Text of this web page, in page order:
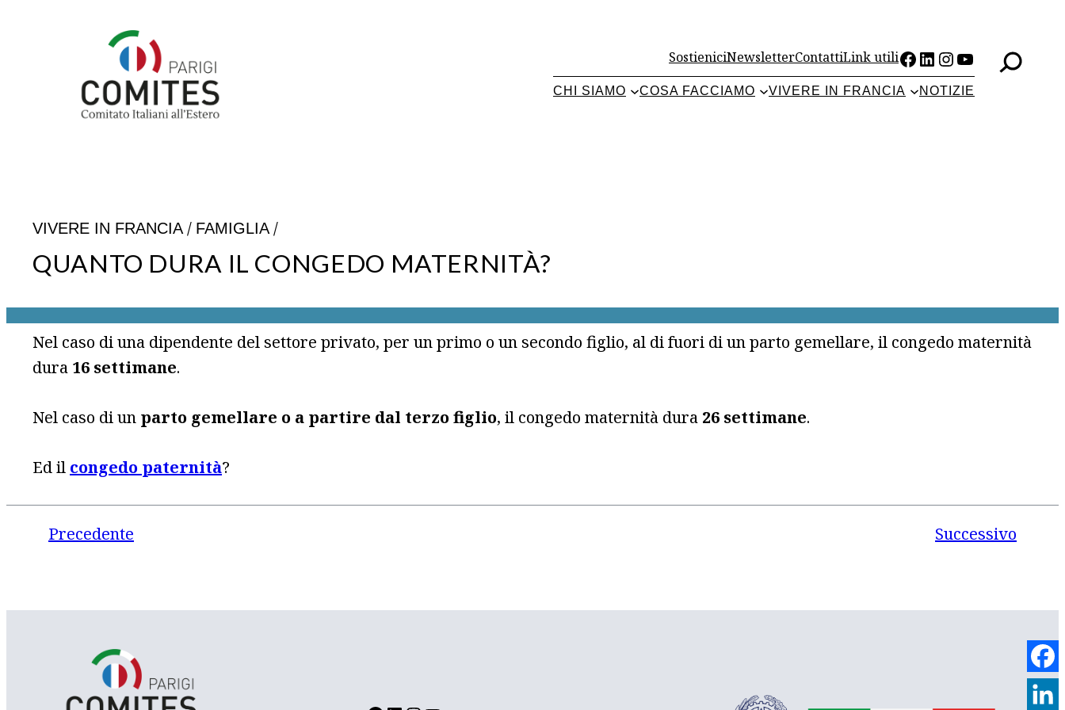
SostieniciNewsletterContattiLink utiliFacebook
LinkedIn
Instagram
YouTube
CHI SIAMO COSA FACCIAMO VIVERE IN FRANCIA NOTIZIE
VIVERE IN FRANCIA/ FAMIGLIA/
QUANTO DURA IL CONGEDO MATERNITÀ?
Nel caso di una dipendente del settore privato, per un primo o un secondo figlio, al di fuori di un parto gemellare, il congedo maternità
dura 16 settimane.
Nel caso di un parto gemellare o a partire dal terzo figlio, il congedo maternità dura 26 settimane.
Ed il congedo paternità?
Precedente Successivo